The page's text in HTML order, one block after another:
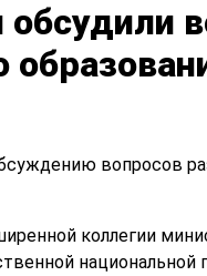
вопросов
коллегии